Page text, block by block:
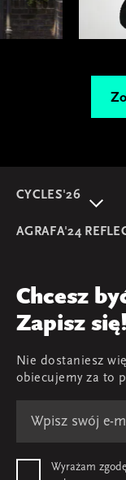
CYCLES'26
Przegląd
Young AGRAFA
Mapa i kontakt
AGRAFA'24
AGRAFA'19.
Chcesz
Zapisz się!
Nie dostaniesz
obiecujemy za to
Wyrażam